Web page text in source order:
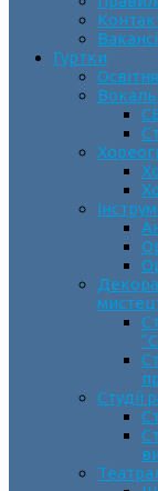
Гуртки
Студії